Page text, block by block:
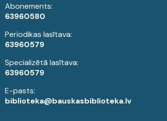
Abonements:
63960580
Periodikas lasītava:
63960579
Specializētā lasītava:
63960579
E-pasts:
biblioteka@bauskasbiblioteka.lv